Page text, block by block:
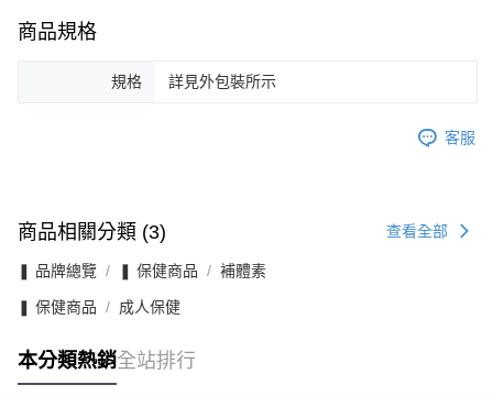
商品規格
規格 詳見外包裝所示
客服
商品相關分類 (3) 查看全部
❚ 品牌總覽 ❚ 保健商品 補體素
❚ 保健商品 成人保健
本分類熱銷全站排行